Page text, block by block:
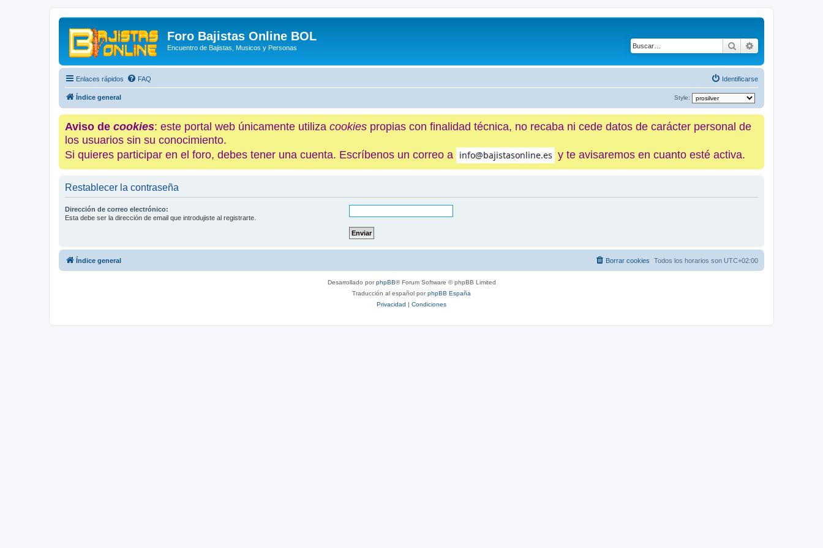
Foro Bajistas Online BOL
Encuentro de Bajistas, Musicos y Personas Buscar
Enlaces rápidos FAQ Identificarse
Índice general Style:
Aviso de cookies: este portal web únicamente utiliza cookies propias con finalidad técnica, no recaba ni cede datos de carácter personal de
los usuarios sin su conocimiento.
Si quieres participar en el foro, debes tener una cuenta. Escríbenos un correo a
y te avisaremos en cuanto esté activa.
Restablecer la contraseña
Dirección de correo electrónico:
Esta debe ser la dirección de email que introdujiste al registrarte.
Índice general Todos los horarios son UTC+02:00
Borrar cookies
Desarrollado porphpBB® Forum Software © phpBB Limited
Traducción al español porphpBB España
Privacidad | Condiciones